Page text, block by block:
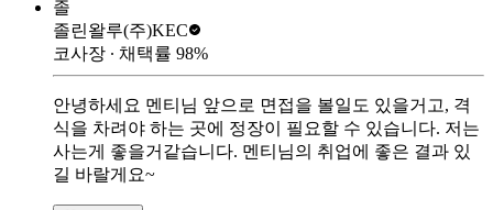
졸
졸린왈루(주)KEC
코사장 ∙ 채택률 98%
안녕하세요 멘티님 앞으로 면접을 볼일도 있을거고, 격
식을 차려야 하는 곳에 정장이 필요할 수 있습니다. 저는
사는게 좋을거같습니다. 멘티님의 취업에 좋은 결과 있
길 바랄게요~